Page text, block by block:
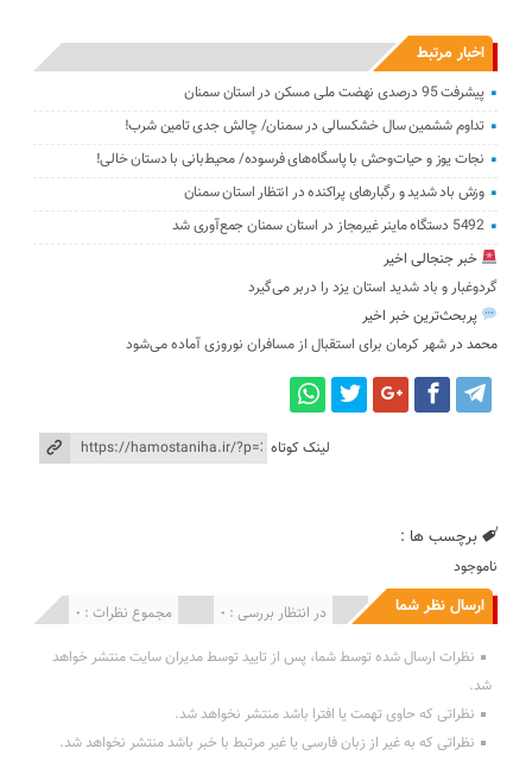
اخبار مرتبط
پیشرفت 95 درصدی نهضت ملی مسکن در استان سمنان
تداوم ششمین سال خشکسالی در سمنان/ چالش‌ جدی‌ تامین شرب!
نجات یوز و حیات‌وحش با پاسگاه‌های فرسوده/ ‌محیط‌بانی با دستان خالی!
وزش باد شدید و رگبارهای پراکنده در انتظار استان سمنان
5492 دستگاه ماینر غیرمجاز در استان سمنان جمع‌آوری شد
خبر جنجالی اخیر
گردوغبار و باد شدید استان یزد را دربر می‌گیرد
پربحث‌ترین خبر اخیر
محمد درشهر کرمان برای استقبال از مسافران نوروزی آماده می‌شود
لینک کوتاه
برچسب ها :
ناموجود
ارسال نظر شما مجموع نظرات : 0 در انتظار بررسی : 0 انتشار یافته : 0
نظرات ارسال شده توسط شما، پس از تایید توسط مدیران سایت منتشر خواهد
شد.
نظراتی که حاوی تهمت یا افترا باشد منتشر نخواهد شد.
نظراتی که به غیر از زبان فارسی یا غیر مرتبط با خبر باشد منتشر نخواهد شد.